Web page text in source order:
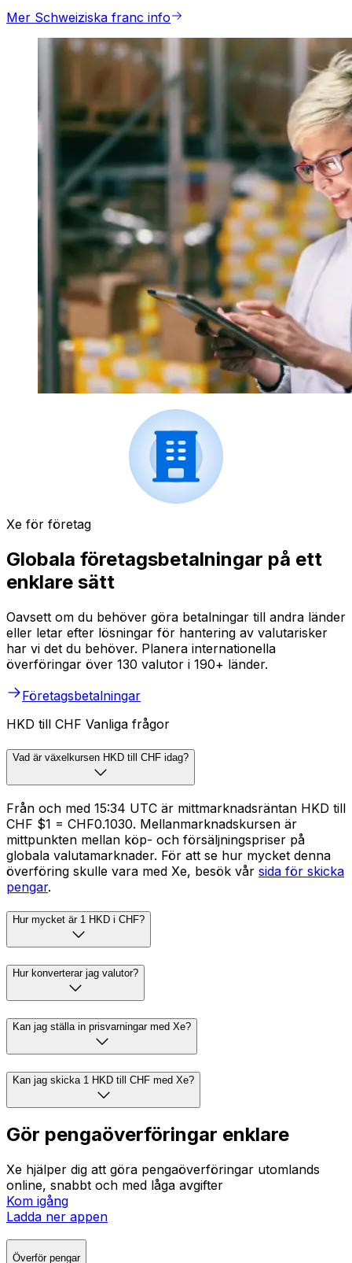
Mer Schweiziska franc info
Xe för företag
Globala företagsbetalningar på ett
enklare sätt
Oavsett om du behöver göra betalningar till andra länder
eller letar efter lösningar för hantering av valutarisker
har vi det du behöver. Planera internationella
överföringar över 130 valutor i 190+ länder.
Företagsbetalningar
HKD till CHF Vanliga frågor
Vad är växelkursen HKD till CHF idag?
Från och med 15:34 UTC är mittmarknadsräntan HKD till
CHF $1 = CHF0.1030. Mellanmarknadskursen är
mittpunkten mellan köp- och försäljningspriser på
globala valutamarknader. För att se hur mycket denna
överföring skulle vara med Xe, besök vår sida för skicka
pengar.
Hur mycket är 1 HKD i CHF?
Hur konverterar jag valutor?
Kan jag ställa in prisvarningar med Xe?
Kan jag skicka 1 HKD till CHF med Xe?
Gör pengaöverföringar enklare
Xe hjälper dig att göra pengaöverföringar utomlands
online, snabbt och med låga avgifter
Kom igång
Ladda ner appen
Överför pengar